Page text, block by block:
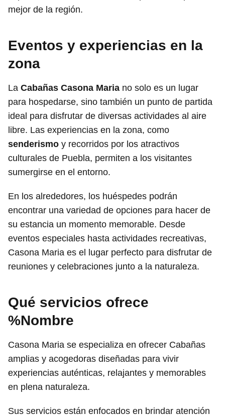
mejor de la región.
Eventos y experiencias en la
zona
La Cabañas Casona Maria no solo es un lugar
para hospedarse, sino también un punto de partida
ideal para disfrutar de diversas actividades al aire
libre. Las experiencias en la zona, como
senderismo y recorridos por los atractivos
culturales de Puebla, permiten a los visitantes
sumergirse en el entorno.
En los alrededores, los huéspedes podrán
encontrar una variedad de opciones para hacer de
su estancia un momento memorable. Desde
eventos especiales hasta actividades recreativas,
Casona Maria es el lugar perfecto para disfrutar de
reuniones y celebraciones junto a la naturaleza.
Qué servicios ofrece
%Nombre
Casona Maria se especializa en ofrecer Cabañas
amplias y acogedoras diseñadas para vivir
experiencias auténticas, relajantes y memorables
en plena naturaleza.
Sus servicios están enfocados en brindar atención